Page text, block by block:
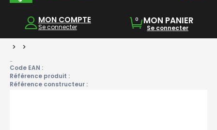
MON COMPTE
Se connecter
0 MON PANIER
Se connecter
> >
-
Code EAN :
Référence produit :
Référence constructeur :